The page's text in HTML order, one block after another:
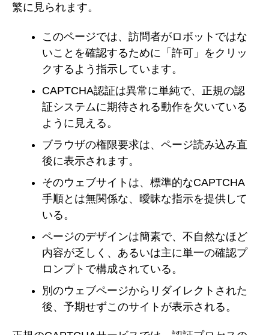
繁に見られます。
このページでは、訪問者がロボットではな
いことを確認するために「許可」をクリッ
クするよう指示しています。
CAPTCHA認証は異常に単純で、正規の認
証システムに期待される動作を欠いている
ように見える。
ブラウザの権限要求は、ページ読み込み直
後に表示されます。
そのウェブサイトは、標準的なCAPTCHA
手順とは無関係な、曖昧な指示を提供して
いる。
ページのデザインは簡素で、不自然なほど
内容が乏しく、あるいは主に単一の確認プ
ロンプトで構成されている。
別のウェブページからリダイレクトされた
後、予期せずこのサイトが表示される。